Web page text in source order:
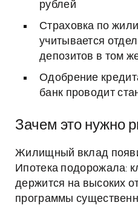
рублей
Страховка по
учитывается
депозитов в том
Одобрение
банк проводит
Зачем это нужно
Жилищный вклад
Ипотека подорожала:
держится на высоких
программы